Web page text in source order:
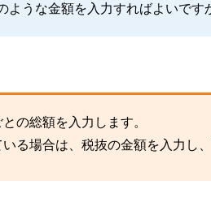
ような金額を入力すればよいです
の総額を入力します。
る場合は、税抜の金額を入力し